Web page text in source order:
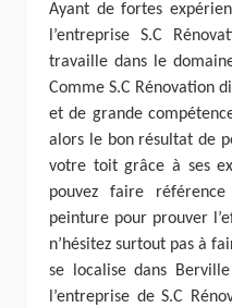
Ayant de fortes
l’entreprise S.C
travaille dans le
Comme S.C Rénovation
et de grande
alors le bon résultat de
votre toit grâce à ses
pouvez faire
peinture pour prouver
n’hésitez surtout pas à
se localise dans
l’entreprise de S.C